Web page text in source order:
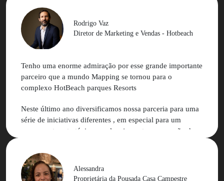
Rodrigo Vaz
Diretor de Marketing e Vendas - Hotbeach
Tenho uma enorme admiração por esse grande importante
parceiro que a mundo Mapping se tornou para o
complexo HotBeach parques Resorts
Neste último ano diversificamos nossa parceria para uma
série de iniciativas diferentes , em especial para um
pensamento estratégico no planejamento e execução de
influenciadores
Podemos contar com muita experiência e aprendizado
Alessandra
Proprietária da Pousada Casa Campestre